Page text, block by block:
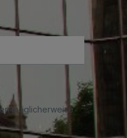
möglicherweise